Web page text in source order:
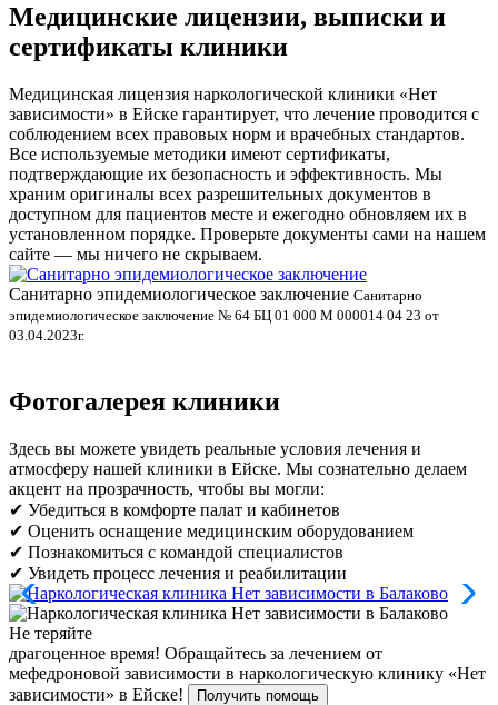
Медицинские лицензии, выписки и
сертификаты клиники
Медицинская лицензия наркологической клиники «Нет
зависимости» в Ейске гарантирует, что лечение проводится с
соблюдением всех правовых норм и врачебных стандартов.
Все используемые методики имеют сертификаты,
подтверждающие их безопасность и эффективность. Мы
храним оригиналы всех разрешительных документов в
доступном для пациентов месте и ежегодно обновляем их в
установленном порядке. Проверьте документы сами на нашем
сайте — мы ничего не скрываем.
Санитарно эпидемиологическое заключение Санитарно
эпидемиологическое заключение № 64 БЦ 01 000 М 000014 04 23 от
03.04.2023г.
Фотогалерея клиники
Здесь вы можете увидеть реальные условия лечения и
атмосферу нашей клиники в Ейске. Мы сознательно делаем
акцент на прозрачность, чтобы вы могли:
✔ Убедиться в комфорте палат и кабинетов
✔ Оценить оснащение медицинским оборудованием
✔ Познакомиться с командой специалистов
✔ Увидеть процесс лечения и реабилитации
Не теряйте
драгоценное время! Обращайтесь за лечением от
мефедроновой зависимости в наркологическую клинику «Нет
зависимости» в Ейске!
Получить помощь